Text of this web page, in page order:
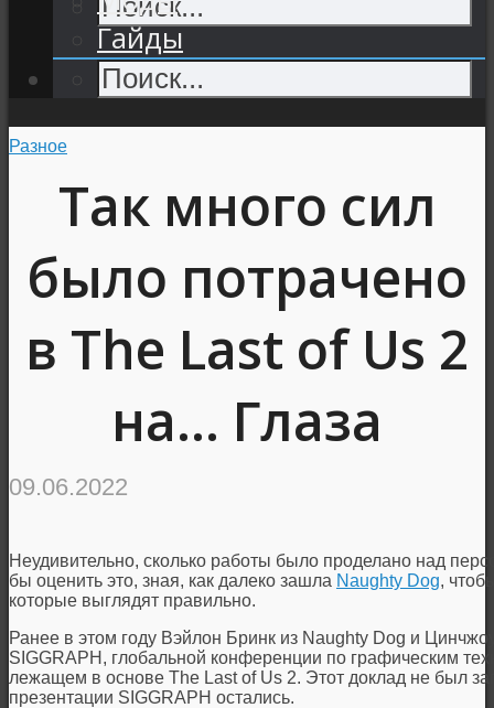
Гайды
Разное
Так много сил
было потрачено
в The Last of Us 2
на… Глаза
09.06.2022
Неудивительно, сколько работы было проделано над
бы оценить это, зная, как далеко зашла Naughty Dog,
которые выглядят правильно.
Ранее в этом году Вэйлон Бринк из Naughty Dog и
SIGGRAPH, глобальной конференции по графическим
лежащем в основе The Last of Us 2. Этот доклад не был
презентации SIGGRAPH остались.